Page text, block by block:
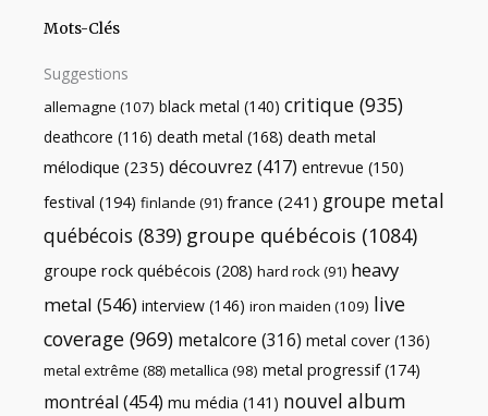
Mots-Clés
Suggestions
allemagne (107) black metal (140) critique (935)
deathcore (116) death metal (168) death metal
mélodique (235) découvrez (417) entrevue (150)
festival (194) finlande (91) france (241) groupe metal
québécois (839) groupe québécois (1084)
groupe rock québécois (208) hard rock(91) heavy
metal (546) interview (146) iron maiden (109) live
coverage (969) metalcore (316) metal cover (136)
metal extrême (88) metallica (98) metal progressif(174)
montréal (454) mu média (141) nouvel album